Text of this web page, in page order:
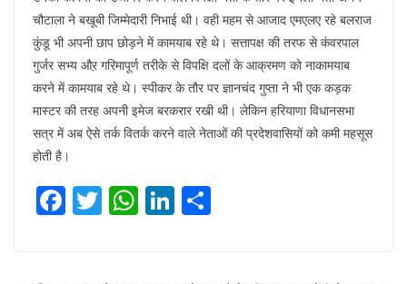
चौटाला ने बखूबी जिम्मेदारी निभाई थी। वही महम से आजाद एमएलए रहे बलराज
कुंडू भी अपनी छाप छोड़ने में कामयाब रहे थे। सत्तापक्ष की तरफ से कंवरपाल
गुर्जर सभ्य औऱ गरिमापूर्ण तरीके से विपक्षि दलों के आक्रमण को नाकामयाब
करने में कामयाब रहे थे। स्पीकर के तौर पर ज्ञानचंद गुप्ता ने भी एक कड़क
मास्टर की तरह अपनी इमेज बरकरार रखी थी। लेकिन हरियाणा विधानसभा
सत्र में अब ऐसे तर्क वितर्क करने वाले नेताओं की प्रदेशवासियों को कमी महसूस
होती है।
F T W Li